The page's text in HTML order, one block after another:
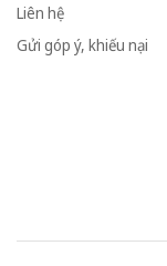
Liên hệ
Gửi góp ý, khiếu nại